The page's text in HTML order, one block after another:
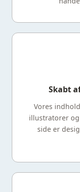
Skabt
Vores
illustratorer
side er